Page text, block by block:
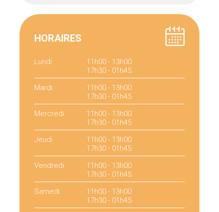
HORAIRES
Lundi
11h00 - 13h00
17h30 - 01h45
Mardi
11h00 - 13h00
17h30 - 01h45
Mercredi
11h00 - 13h00
17h30 - 01h45
Jeudi
11h00 - 13h00
17h30 - 01h45
Vendredi
11h00 - 13h00
17h30 - 01h45
Samedi
11h00 - 13h00
17h30 - 01h45